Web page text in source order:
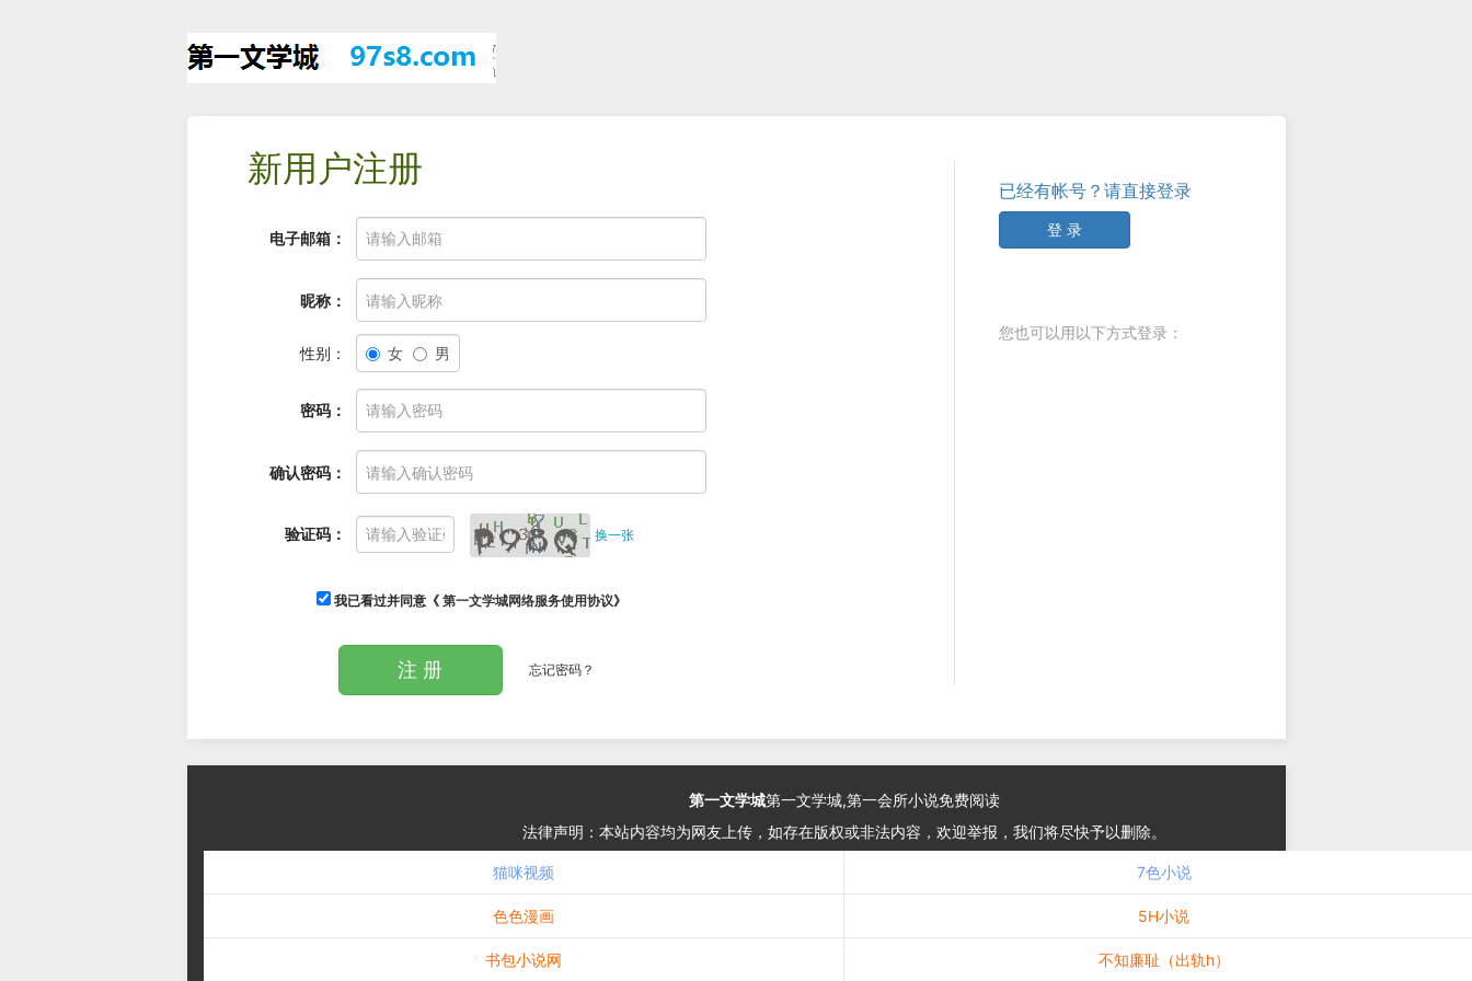
新用户注册
电子邮箱：
昵称：
性别： 女 男
密码：
确认密码：
验证码： 换一张
我已看过并同意《 第一文学城网络服务使用协议》
注 册 忘记密码？
已经有帐号？请直接登录
登 录
您也可以用以下方式登录：
第一文学城第一文学城,第一会所小说免费阅读
法律声明：本站内容均为网友上传，如存在版权或非法内容，欢迎举报，我们将尽快予以删除。
猫咪视频 7色小说
色色漫画 5H小说
书包小说网 不知廉耻（出轨h）